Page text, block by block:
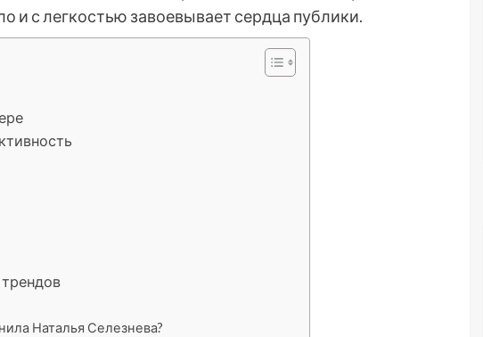
и с легкостью завоевывает сердца публики.
Наталья Селезнева?